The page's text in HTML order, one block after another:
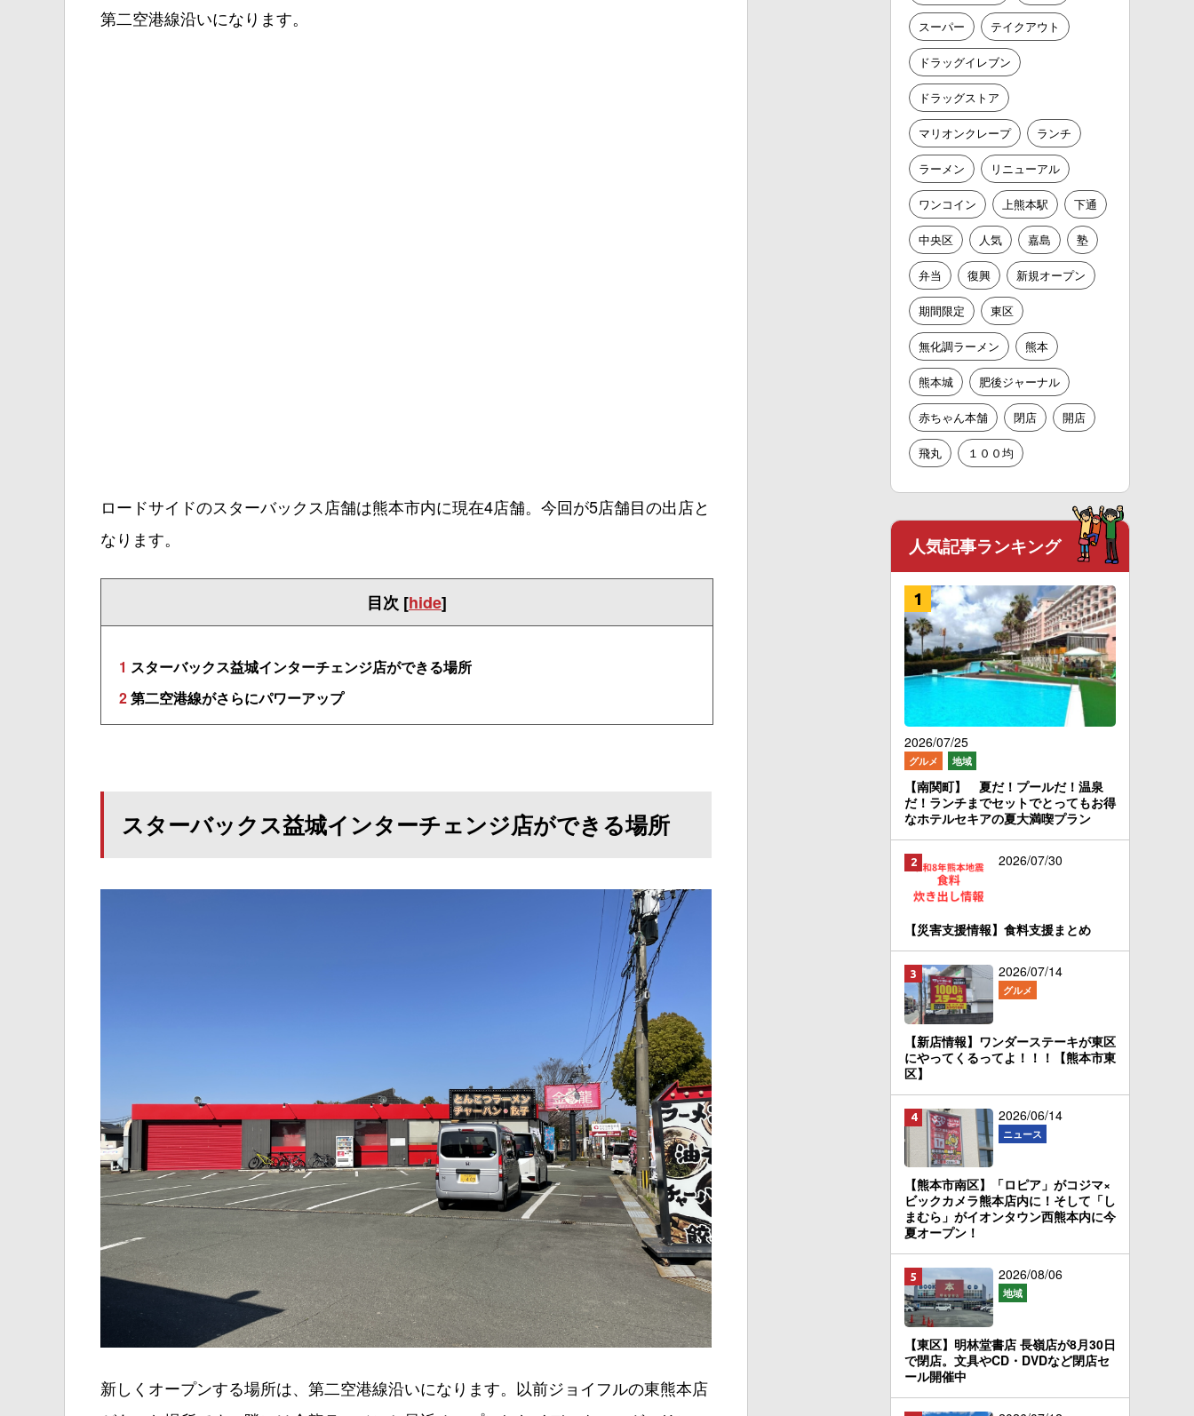
第二空港線沿いになります。
ロードサイドのスターバックス店舗は熊本市内に現在4店舗。今回が5店舗目の出店と
なります。
目次 [hide]
1 スターバックス益城インターチェンジ店ができる場所
2第二空港線がさらにパワーアップ
スターバックス益城インターチェンジ店ができる場所
新しくオープンする場所は、第二空港線沿いになります。以前ジョイフルの東熊本店
スーパー テイクアウト
ドラッグイレブン
ドラッグストア
マリオンクレープ ランチ
ラーメン リニューアル
ワンコイン 上熊本駅 下通
中央区 人気 嘉島 塾
弁当 復興 新規オープン
期間限定 東区
無化調ラーメン 熊本
熊本城 肥後ジャーナル
赤ちゃん本舗 閉店 開店
飛丸 １００均
人気記事ランキング
2026/07/25
グルメ 地域
【南関町】 夏だ！プールだ！温泉
だ！ランチまでセットでとってもお得
なホテルセキアの夏大満喫プラン
2026/07/30
【災害支援情報】食料支援まとめ
2026/07/14
グルメ
【新店情報】ワンダーステーキが東区
にやってくるってよ！！！【熊本市東
区】
2026/06/14
ニュース
【熊本市南区】「ロピア」がコジマ×
ビックカメラ熊本店内に！そして「し
まむら」がイオンタウン西熊本内に今
夏オープン！
2026/08/06
地域
【東区】明林堂書店 長嶺店が8月30日
で閉店。文具やCD・DVDなど閉店セ
ール開催中